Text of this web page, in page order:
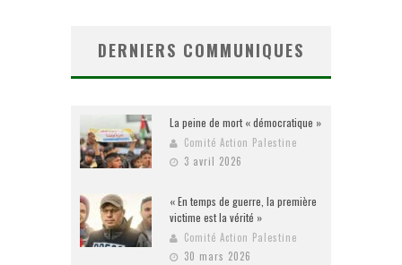
DERNIERS COMMUNIQUES
La peine de mort « démocratique »
Comité Action Palestine
3 avril 2026
« En temps de guerre, la première
victime est la vérité »
Comité Action Palestine
30 mars 2026